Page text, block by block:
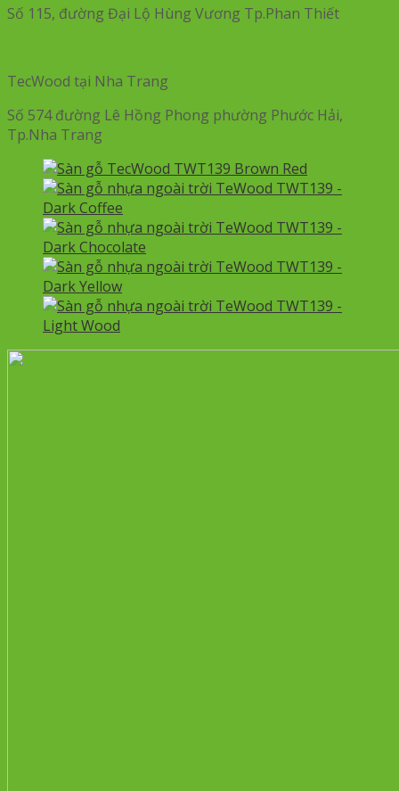
Số 115, đường Đại Lộ Hùng Vương Tp.Phan Thiết
TecWood tại Nha Trang
Số 574 đường Lê Hồng Phong phường Phước Hải,
Tp.Nha Trang